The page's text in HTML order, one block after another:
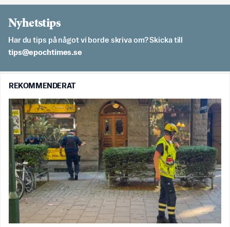
Nyhetstips
Har du tips på något vi borde skriva om? Skicka till
es.semithcope@spit
REKOMMENDERAT